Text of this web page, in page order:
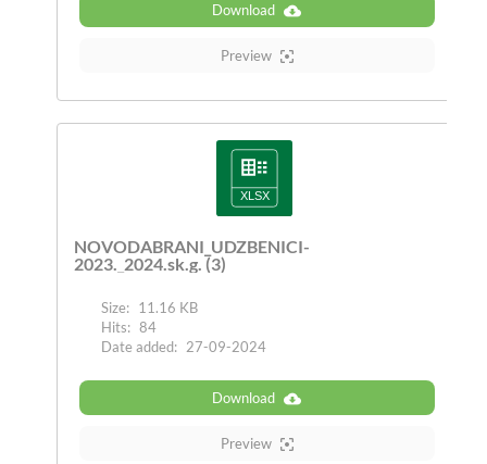
Download
Preview
NOVODABRANI_UDZBENICI-
2023._2024.sk.g. (3)
Size: 11.16 KB
Hits: 84
Date added: 27-09-2024
Download
Preview